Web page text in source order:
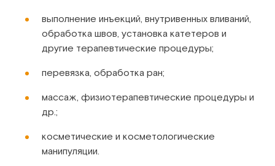
выполнение инъекций, внутривенных вливаний,
обработка швов, установка катетеров и
другие терапевтические процедуры;
перевязка, обработка ран;
массаж, физиотерапевтические процедуры и
др.;
косметические и косметологические
манипуляции.